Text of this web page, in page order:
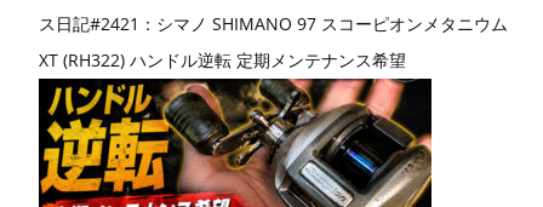
ス日記#2421：シマノ SHIMANO 97 スコーピオンメタニウム
XT (RH322) ハンドル逆転 定期メンテナンス希望